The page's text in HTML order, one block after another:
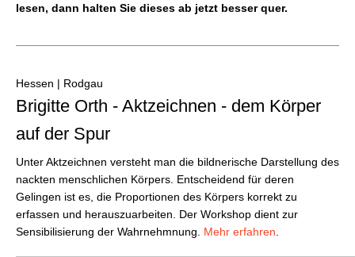
lesen, dann halten Sie dieses ab jetzt besser quer.
Hessen | Rodgau
Brigitte Orth - Aktzeichnen - dem Körper
auf der Spur
Unter Aktzeichnen versteht man die bildnerische Darstellung des
nackten menschlichen Körpers. Entscheidend für deren
Gelingen ist es, die Proportionen des Körpers korrekt zu
erfassen und herauszuarbeiten. Der Workshop dient zur
Sensibilisierung der Wahrnehmnung. Mehr erfahren